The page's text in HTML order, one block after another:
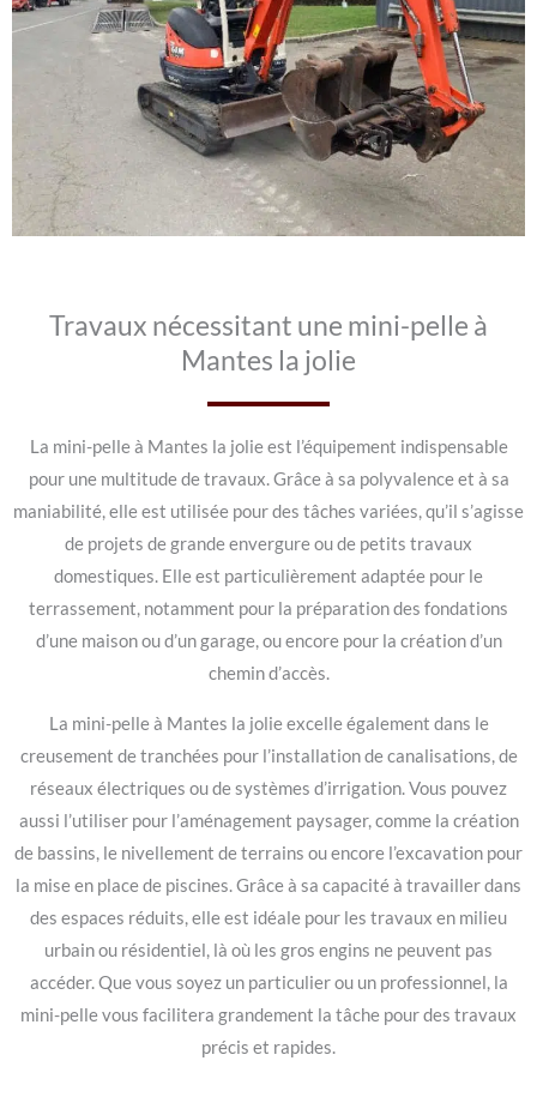
Travaux nécessitant une mini-pelle à
Mantes la jolie
La mini-pelle à Mantes la jolie est l’équipement indispensable
pour une multitude de travaux. Grâce à sa polyvalence et à sa
maniabilité, elle est utilisée pour des tâches variées, qu’il s’agisse
de projets de grande envergure ou de petits travaux
domestiques. Elle est particulièrement adaptée pour le
terrassement, notamment pour la préparation des fondations
d’une maison ou d’un garage, ou encore pour la création d’un
chemin d’accès.
La mini-pelle à Mantes la jolie excelle également dans le
creusement de tranchées pour l’installation de canalisations, de
réseaux électriques ou de systèmes d’irrigation. Vous pouvez
aussi l’utiliser pour l’aménagement paysager, comme la création
de bassins, le nivellement de terrains ou encore l’excavation pour
la mise en place de piscines. Grâce à sa capacité à travailler dans
des espaces réduits, elle est idéale pour les travaux en milieu
urbain ou résidentiel, là où les gros engins ne peuvent pas
accéder. Que vous soyez un particulier ou un professionnel, la
mini-pelle vous facilitera grandement la tâche pour des travaux
précis et rapides.